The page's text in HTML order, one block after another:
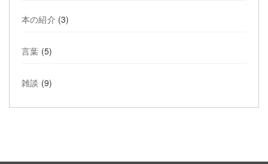
本の紹介 (3)
言葉 (5)
雑談 (9)